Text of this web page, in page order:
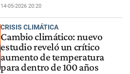
14-05-2026 20:20
CRISIS CLIMÁTICA
Cambio climático: nuevo
estudio reveló un crítico
aumento de temperatura
para dentro de 100 años